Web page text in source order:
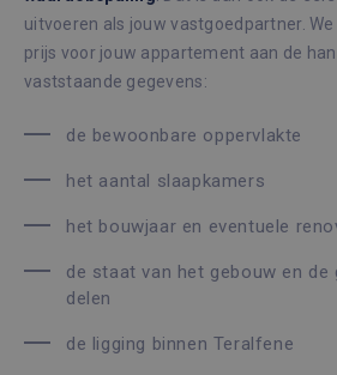
uitvoeren als jouw vastgoedpartner.
prijs voor jouw appartement aan de
vaststaande gegevens:
de bewoonbare oppervlakte
het aantal slaapkamers
het bouwjaar en eventuele
de staat van het gebouw en de
delen
de ligging binnen Teralfene